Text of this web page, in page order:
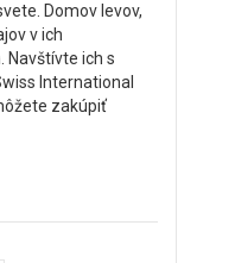
Domov levov,
v ich
Navštívte ich s
International
zakúpiť